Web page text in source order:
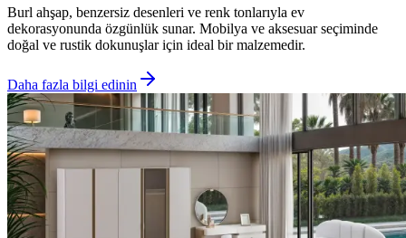
Burl ahşap, benzersiz desenleri ve renk tonlarıyla ev
dekorasyonunda özgünlük sunar. Mobilya ve aksesuar seçiminde
doğal ve rustik dokunuşlar için ideal bir malzemedir.
Daha fazla bilgi edinin